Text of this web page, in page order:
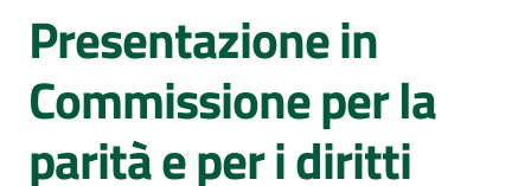
Agenda
Assemblea
dei
ragazzi
Salta al contenuto
Presentazione in
Commissione per la
parità e per i diritti